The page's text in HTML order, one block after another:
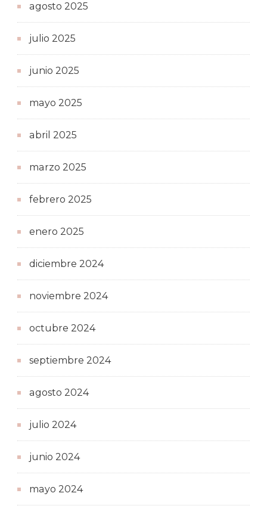
agosto 2025
julio 2025
junio 2025
mayo 2025
abril 2025
marzo 2025
febrero 2025
enero 2025
diciembre 2024
noviembre 2024
octubre 2024
septiembre 2024
agosto 2024
julio 2024
junio 2024
mayo 2024